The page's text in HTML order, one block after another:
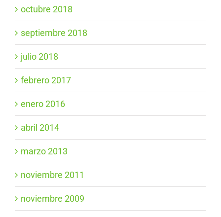
octubre 2018
septiembre 2018
julio 2018
febrero 2017
enero 2016
abril 2014
marzo 2013
noviembre 2011
noviembre 2009